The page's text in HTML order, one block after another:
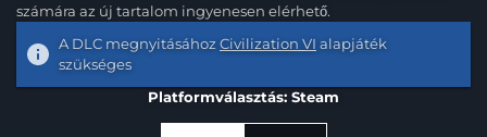
számára az új tartalom ingyenesen elérhető.
A DLC megnyitásához Civilization VI alapjáték
szükséges
Platformválasztás: Steam